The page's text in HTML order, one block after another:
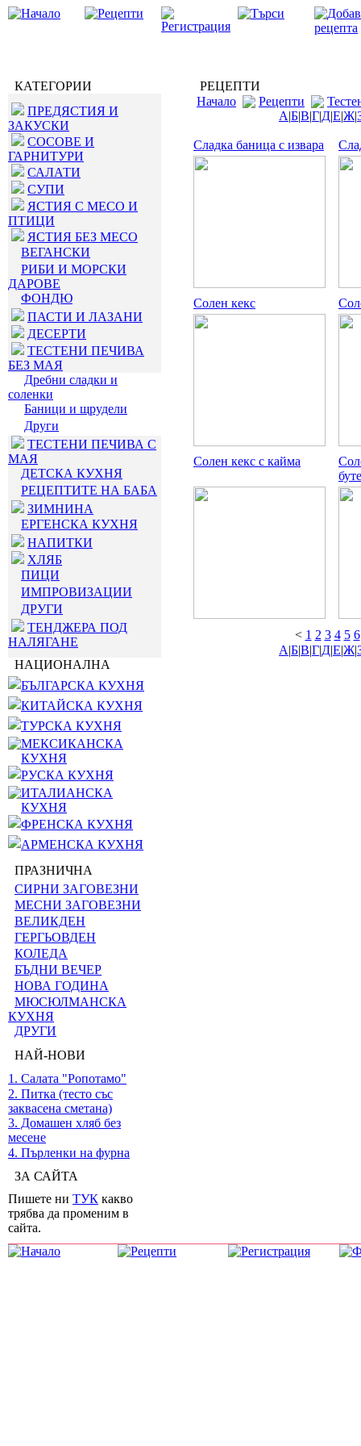
КАТЕГОРИИ
ПРЕДЯСТИЯ И
ЗАКУСКИ
СОСОВЕ И
ГАРНИТУРИ
САЛАТИ
СУПИ
ЯСТИЯ С МЕСО И
ПТИЦИ
ЯСТИЯ БЕЗ МЕСО
ВЕГАНСКИ
РИБИ И МОРСКИ
ДАРОВЕ
ФОНДЮ
ПАСТИ И ЛАЗАНИ
ДЕСЕРТИ
ТЕСТЕНИ ПЕЧИВА
БЕЗ МАЯ
Дребни сладки и
соленки
Баници и щрудели
Други
ТЕСТЕНИ ПЕЧИВА С
МАЯ
ДЕТСКА КУХНЯ
РЕЦЕПТИТЕ НА БАБА
ЗИМНИНА
ЕРГЕНСКА КУХНЯ
НАПИТКИ
ХЛЯБ
ПИЦИ
ИМПРОВИЗАЦИИ
ДРУГИ
ТЕНДЖЕРА ПОД
НАЛЯГАНЕ
НАЦИОНАЛНА
БЪЛГАРСКА КУХНЯ
КИТАЙСКА КУХНЯ
ТУРСКА КУХНЯ
МЕКСИКАНСКА
КУХНЯ
РУСКА КУХНЯ
ИТАЛИАНСКА
КУХНЯ
ФРЕНСКА КУХНЯ
АРМЕНСКА КУХНЯ
ПРАЗНИЧНА
СИРНИ ЗАГОВЕЗНИ
МЕСНИ ЗАГОВЕЗНИ
ВЕЛИКДЕН
ГЕРГЬОВДЕН
КОЛЕДА
БЪДНИ ВЕЧЕР
НОВА ГОДИНА
МЮСЮЛМАНСКА
КУХНЯ
ДРУГИ
НАЙ-НОВИ
1. Салата "Ропотамо"
2. Питка (тесто със
заквасена сметана)
3. Домашен хляб без
месене
4. Пърленки на фурна
ЗА САЙТА
Пишете ни ТУК какво
трябва да променим в
сайта.
РЕЦЕПТИ
Начало
Рецепти
А|Б|В|Г|Д|Е|Ж|
Сладка баница с извара
Солен кекс
Солен кекс с кайма
< 1 2 3 4 5 6
А|Б|В|Г|Д|Е|Ж|